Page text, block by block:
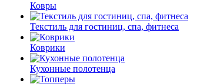
Ковры
Текстиль для гостиниц, спа, фитнеса
Коврики
Кухонные полотенца